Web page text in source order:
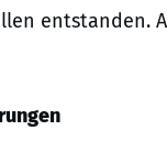
entstanden.